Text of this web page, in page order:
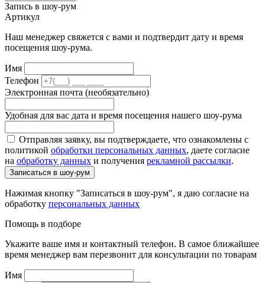
Запись в шоу-рум
Артикул
Наш менеджер свяжется с вами и подтвердит дату и время
посещения шоу-рума.
Имя
Телефон
Электронная почта (необязательно)
Удобная для вас дата и время посещения нашего шоу-рума
Отправляя заявку, вы подтверждаете, что ознакомлены с
политикой обработки персональных данных, даете согласие
на обработку данных и получения рекламной рассылки.
Записаться в шоу-рум
Нажимая кнопку "Записаться в шоу-рум", я даю согласие на
обработку персональных данных
Помощь в подборе
Укажите ваше имя и контактный телефон. В самое ближайшее
время менеджер вам перезвонит для консультации по товарам
Имя